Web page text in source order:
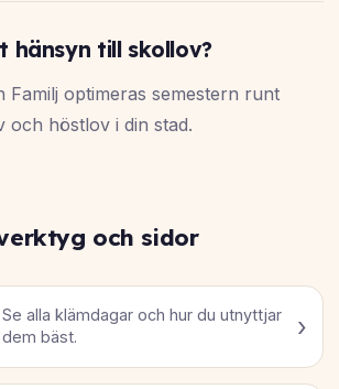
hänsyn till skollov?
Familj optimeras semestern runt
och höstlov i din stad.
och sidor
Se alla klämdagar och hur du utnyttjar
dem bäst.